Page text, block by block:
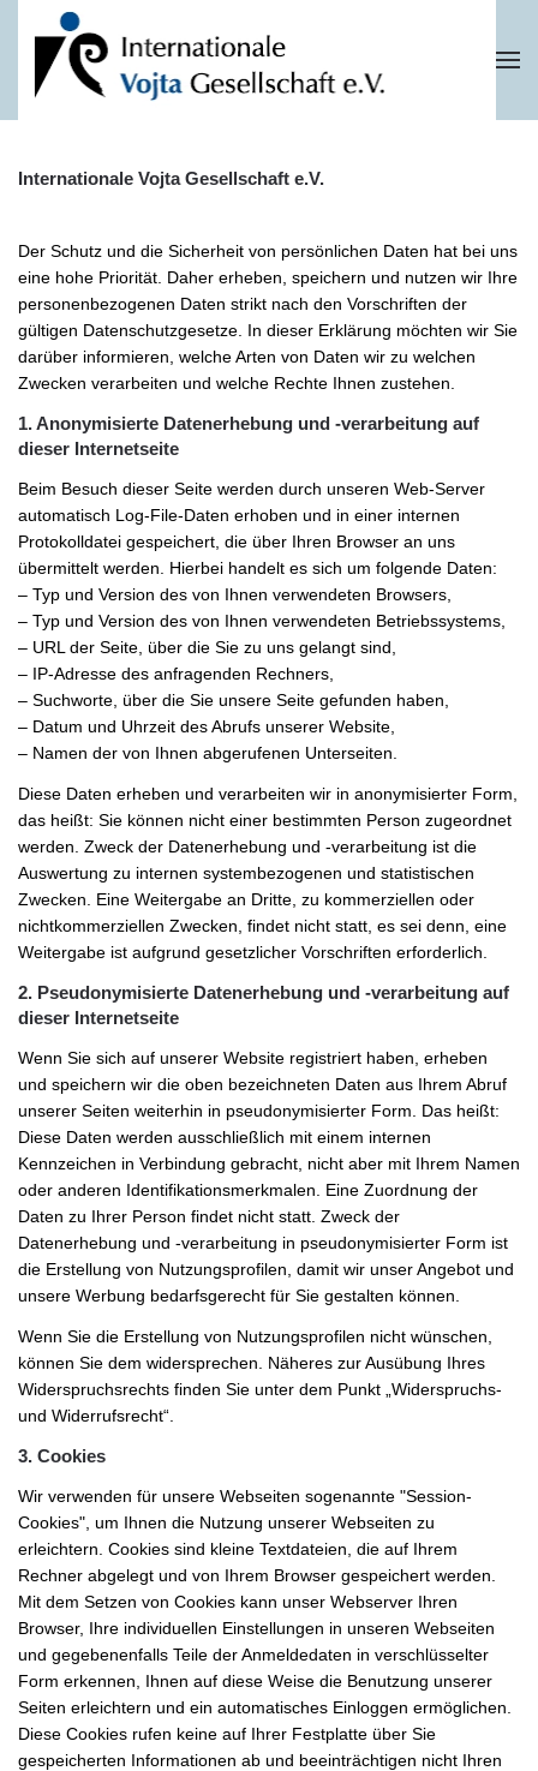
Skip to main content
Internationale Vojta Gesellschaft e.V.
Der Schutz und die Sicherheit von persönlichen Daten hat bei uns
eine hohe Priorität. Daher erheben, speichern und nutzen wir Ihre
personenbezogenen Daten strikt nach den Vorschriften der
gültigen Datenschutzgesetze. In dieser Erklärung möchten wir Sie
darüber informieren, welche Arten von Daten wir zu welchen
Zwecken verarbeiten und welche Rechte Ihnen zustehen.
1. Anonymisierte Datenerhebung und -verarbeitung auf
dieser Internetseite
Beim Besuch dieser Seite werden durch unseren Web-Server
automatisch Log-File-Daten erhoben und in einer internen
Protokolldatei gespeichert, die über Ihren Browser an uns
übermittelt werden. Hierbei handelt es sich um folgende Daten:
– Typ und Version des von Ihnen verwendeten Browsers,
– Typ und Version des von Ihnen verwendeten Betriebssystems,
– URL der Seite, über die Sie zu uns gelangt sind,
– IP-Adresse des anfragenden Rechners,
– Suchworte, über die Sie unsere Seite gefunden haben,
– Datum und Uhrzeit des Abrufs unserer Website,
– Namen der von Ihnen abgerufenen Unterseiten.
Diese Daten erheben und verarbeiten wir in anonymisierter Form,
das heißt: Sie können nicht einer bestimmten Person zugeordnet
werden. Zweck der Datenerhebung und -verarbeitung ist die
Auswertung zu internen systembezogenen und statistischen
Zwecken. Eine Weitergabe an Dritte, zu kommerziellen oder
nichtkommerziellen Zwecken, findet nicht statt, es sei denn, eine
Weitergabe ist aufgrund gesetzlicher Vorschriften erforderlich.
2. Pseudonymisierte Datenerhebung und -verarbeitung auf
dieser Internetseite
Wenn Sie sich auf unserer Website registriert haben, erheben
und speichern wir die oben bezeichneten Daten aus Ihrem Abruf
unserer Seiten weiterhin in pseudonymisierter Form. Das heißt:
Diese Daten werden ausschließlich mit einem internen
Kennzeichen in Verbindung gebracht, nicht aber mit Ihrem Namen
oder anderen Identifikationsmerkmalen. Eine Zuordnung der
Daten zu Ihrer Person findet nicht statt. Zweck der
Datenerhebung und -verarbeitung in pseudonymisierter Form ist
die Erstellung von Nutzungsprofilen, damit wir unser Angebot und
unsere Werbung bedarfsgerecht für Sie gestalten können.
Wenn Sie die Erstellung von Nutzungsprofilen nicht wünschen,
können Sie dem widersprechen. Näheres zur Ausübung Ihres
Widerspruchsrechts finden Sie unter dem Punkt „Widerspruchs-
und Widerrufsrecht“.
3. Cookies
Wir verwenden für unsere Webseiten sogenannte "Session-
Cookies", um Ihnen die Nutzung unserer Webseiten zu
erleichtern. Cookies sind kleine Textdateien, die auf Ihrem
Rechner abgelegt und von Ihrem Browser gespeichert werden.
Mit dem Setzen von Cookies kann unser Webserver Ihren
Browser, Ihre individuellen Einstellungen in unseren Webseiten
und gegebenenfalls Teile der Anmeldedaten in verschlüsselter
Form erkennen, Ihnen auf diese Weise die Benutzung unserer
Seiten erleichtern und ein automatisches Einloggen ermöglichen.
Diese Cookies rufen keine auf Ihrer Festplatte über Sie
gespeicherten Informationen ab und beeinträchtigen nicht Ihren